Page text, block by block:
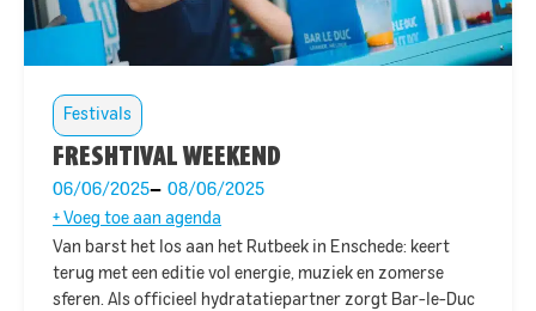
Festivals
FRESHTIVAL WEEKEND
06/06/2025 08/06/2025
+ Voeg toe aan agenda
Van barst het los aan het Rutbeek in Enschede: keert
terug met een editie vol energie, muziek en zomerse
sferen. Als officieel hydratatiepartner zorgt Bar-le-Duc